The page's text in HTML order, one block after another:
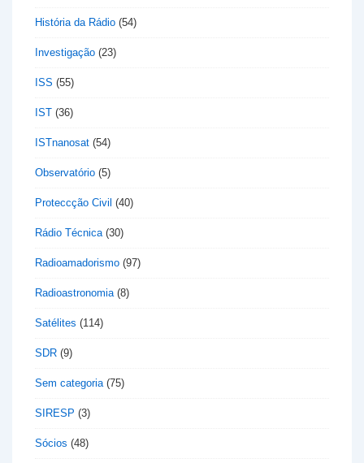
História da Rádio (54)
Investigação (23)
ISS (55)
IST (36)
ISTnanosat (54)
Observatório (5)
Proteccção Civil (40)
Rádio Técnica(30)
Radioamadorismo (97)
Radioastronomia(8)
Satélites (114)
SDR (9)
Sem categoria(75)
SIRESP (3)
Sócios (48)